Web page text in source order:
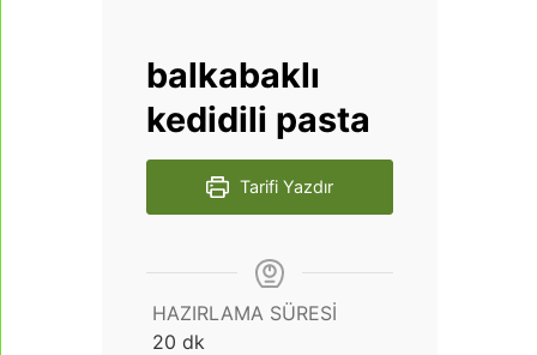
balkabaklı
kedidili pasta
Tarifi Yazdır
HAZIRLAMA SÜRESI
20 dakika
dk